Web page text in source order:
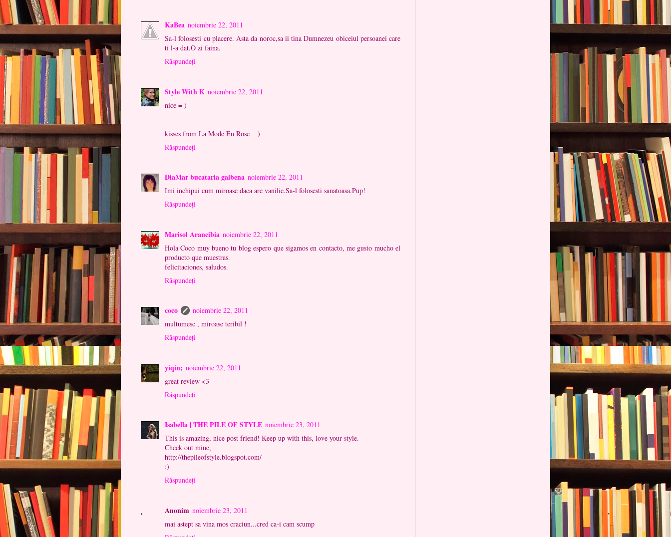
KaBea noiembrie 22, 2011
Sa-l folosesti cu placere. Asta da noroc,sa ii tina Dumnezeu obiceiul persoanei care
ti l-a dat.O zi faina.
Răspundeți
Style With K noiembrie 22, 2011
nice = )
kisses from La Mode En Rose = )
Răspundeți
DiaMar bucataria galbena noiembrie 22, 2011
Imi inchipui cum miroase daca are vanilie.Sa-l folosesti sanatoasa.Pup!
Răspundeți
Marisol Arancibia noiembrie 22, 2011
Hola Coco muy bueno tu blog espero que sigamos en contacto, me gusto mucho el
producto que muestras.
felicitaciones, saludos.
Răspundeți
coco
noiembrie 22, 2011
multumesc , miroase teribil !
Răspundeți
yiqin; noiembrie 22, 2011
great review <3
Răspundeți
Isabella | THE PILE OF STYLE noiembrie 23, 2011
This is amazing, nice post friend! Keep up with this, love your style.
Check out mine,
http://thepileofstyle.blogspot.com/
:)
Răspundeți
Anonim noiembrie 23, 2011
mai astept sa vina mos craciun...cred ca-i cam scump